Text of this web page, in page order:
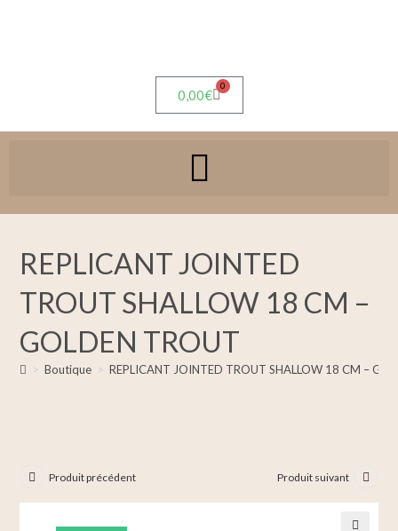
0,00€
0
REPLICANT JOINTED
TROUT SHALLOW 18 CM –
GOLDEN TROUT
> Boutique > REPLICANT JOINTED TROUT SHALLOW 18 CM –
Produit précédent Produit suivant